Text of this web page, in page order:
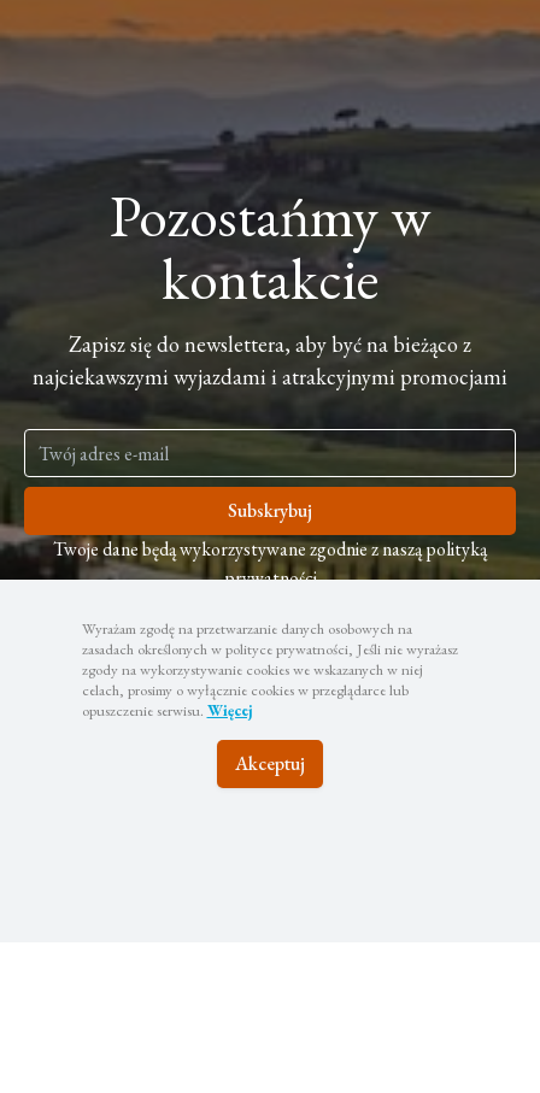
Wyrażam zgodę na przetwarzanie danych osobowych na
zasadach określonych w polityce prywatności, Jeśli nie wyrażasz
zgody na wykorzystywanie cookies we wskazanych w niej
celach, prosimy o wyłącznie cookies w przeglądarce lub
opuszczenie serwisu. Więcej
Akceptuj
Pozostańmy w
kontakcie
Zapisz się do newslettera, aby być na bieżąco z
najciekawszymi wyjazdami i atrakcyjnymi promocjami
Subskrybuj
Twoje dane będą wykorzystywane zgodnie z naszą polityką
prywatności